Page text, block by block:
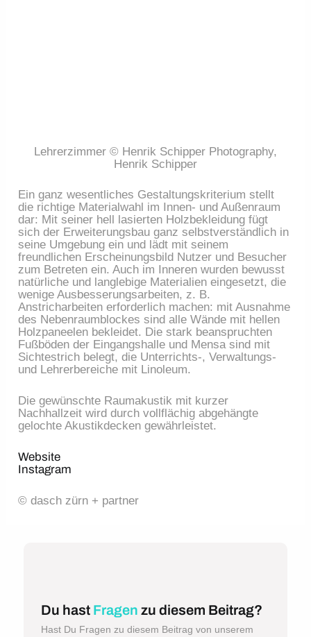
Lehrerzimmer © Henrik Schipper Photography,
Henrik Schipper
Ein ganz wesentliches Gestaltungskriterium stellt
die richtige Materialwahl im Innen- und Außenraum
dar: Mit seiner hell lasierten Holzbekleidung fügt
sich der Erweiterungsbau ganz selbstverständlich in
seine Umgebung ein und lädt mit seinem
freundlichen Erscheinungsbild Nutzer und Besucher
zum Betreten ein. Auch im Inneren wurden bewusst
natürliche und langlebige Materialien eingesetzt, die
wenige Ausbesserungsarbeiten, z. B.
Anstricharbeiten erforderlich machen: mit Ausnahme
des Nebenraumblockes sind alle Wände mit hellen
Holzpaneelen bekleidet. Die stark beanspruchten
Fußböden der Eingangshalle und Mensa sind mit
Sichtestrich belegt, die Unterrichts-, Verwaltungs-
und Lehrerbereiche mit Linoleum.
Die gewünschte Raumakustik mit kurzer
Nachhallzeit wird durch vollflächig abgehängte
gelochte Akustikdecken gewährleistet.
Website
Instagram
© dasch zürn + partner
Du hast Fragen zu diesem Beitrag?
Hast Du Fragen zu diesem Beitrag von unserem